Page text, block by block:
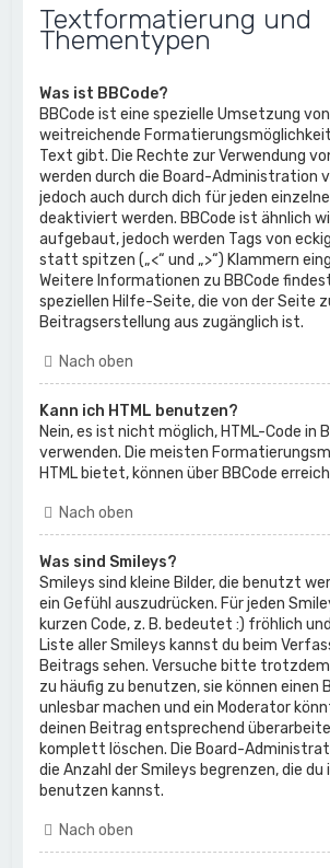
Textformatierung und
Thementypen
Was ist BBCode?
BBCode ist eine spezielle Umsetzung von
weitreichende
Text gibt. Die Rechte zur Verwendung
werden durch die Board-Administration
jedoch auch durch dich für jeden
deaktiviert werden. BBCode ist ähnlich
aufgebaut, jedoch werden Tags von
statt spitzen („<“ und „>“) Klammern
Weitere Informationen zu BBCode
speziellen Hilfe-Seite, die von der Seite
Beitragserstellung aus zugänglich ist.
Nach oben
Kann ich HTML benutzen?
Nein, es ist nicht möglich, HTML-Code in
verwenden. Die meisten
HTML bietet, können über BBCode
Nach oben
Was sind Smileys?
Smileys sind kleine Bilder, die benutzt
ein Gefühl auszudrücken. Für jeden
kurzen Code, z. B. bedeutet :) fröhlich
Liste aller Smileys kannst du beim
Beitrags sehen. Versuche bitte
zu häufig zu benutzen, sie können einen
unlesbar machen und ein Moderator
deinen Beitrag entsprechend
komplett löschen. Die Board-
die Anzahl der Smileys begrenzen, die
benutzen kannst.
Nach oben